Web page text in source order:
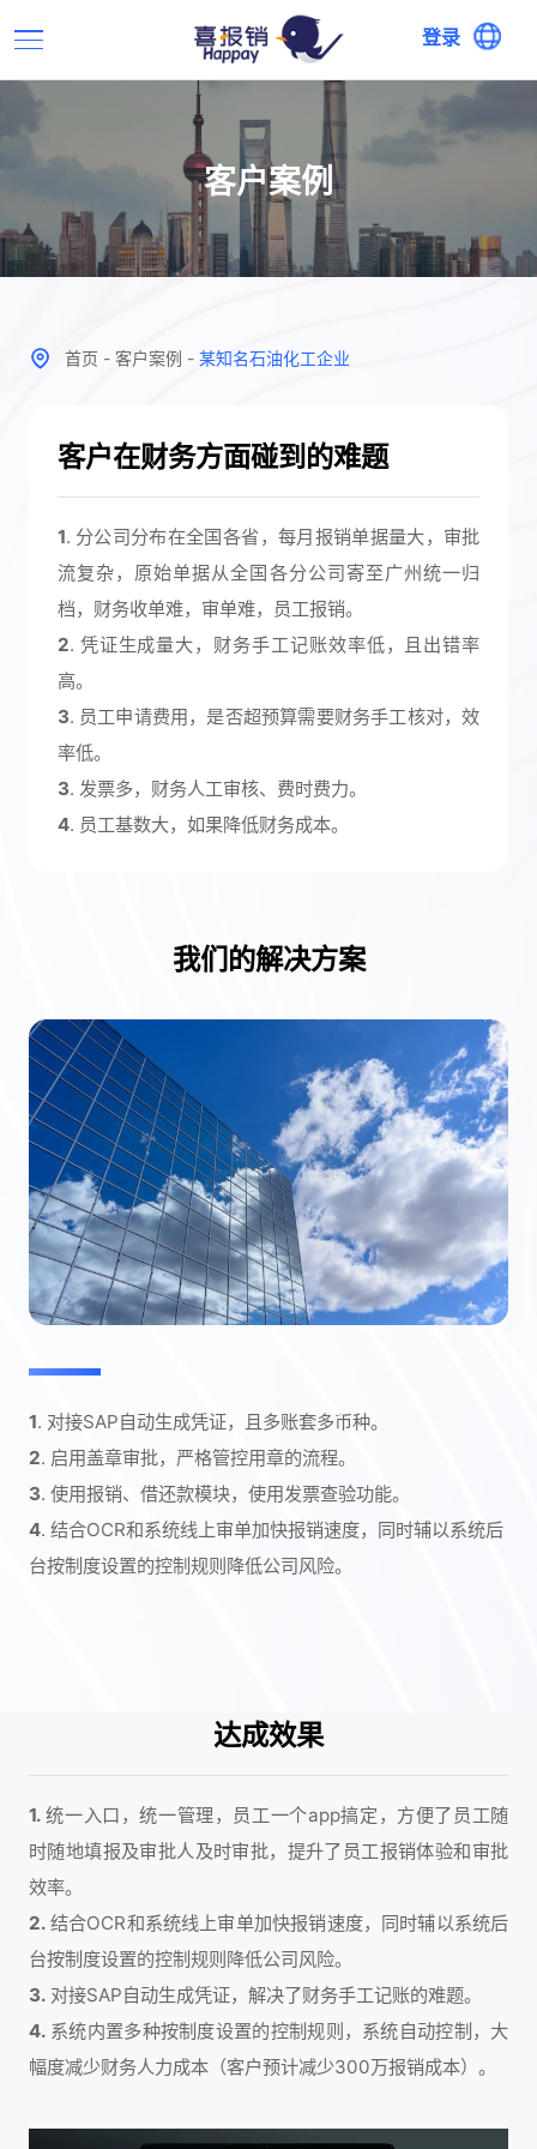
登录
客户案例
首页 - 客户案例 - 某知名石油化工企业
客户在财务方面碰到的难题
1. 分公司分布在全国各省，每月报销单据量大，审批
流复杂，原始单据从全国各分公司寄至广州统一归
档，财务收单难，审单难，员工报销。
2. 凭证生成量大，财务手工记账效率低，且出错率
高。
3. 员工申请费用，是否超预算需要财务手工核对，效
率低。
3. 发票多，财务人工审核、费时费力。
4. 员工基数大，如果降低财务成本。
我们的解决方案
1. 对接SAP自动生成凭证，且多账套多币种。
2. 启用盖章审批，严格管控用章的流程。
3. 使用报销、借还款模块，使用发票查验功能。
4. 结合OCR和系统线上审单加快报销速度，同时辅以系统后
台按制度设置的控制规则降低公司风险。
达成效果
1.统一入口，统一管理，员工一个app搞定，方便了员工随
时随地填报及审批人及时审批，提升了员工报销体验和审批
效率。
2.结合OCR和系统线上审单加快报销速度，同时辅以系统后
台按制度设置的控制规则降低公司风险。
3. 对接SAP自动生成凭证，解决了财务手工记账的难题。
4. 系统内置多种按制度设置的控制规则，系统自动控制，大
幅度减少财务人力成本（客户预计减少300万报销成本）。